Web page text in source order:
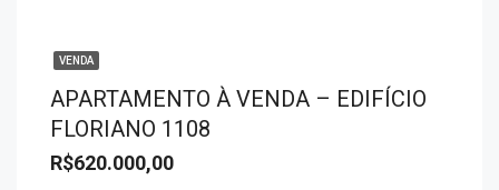
VENDA
APARTAMENTO À VENDA – EDIFÍCIO
FLORIANO 1108
R$620.000,00